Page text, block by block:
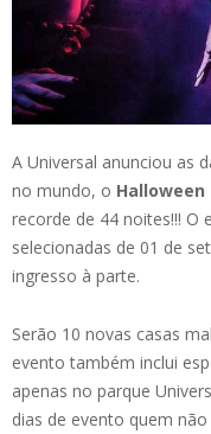
A Universal anunciou as
no mundo, o
recorde de 44 noites!!! O
selecionadas de 01 de
ingresso à parte.
Serão 10 novas casas
evento também inclui
apenas no parque
dias de evento quem